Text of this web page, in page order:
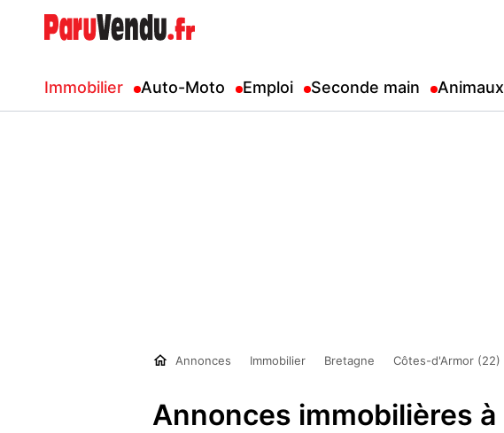
Immobilier Auto-Moto Emploi Seconde main Animaux
Annonces Immobilier Bretagne Côtes-d'Armor (22)
Annonces immobilières à